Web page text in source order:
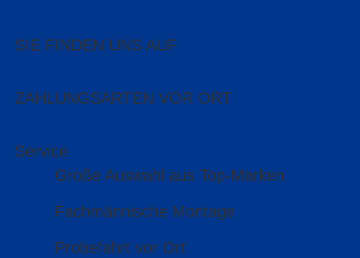
SIE FINDEN UNS AUF
ZAHLUNGSARTEN VOR ORT
Service
Große Auswahl aus Top-Marken
Fachmännische Montage
Probefahrt vor Ort